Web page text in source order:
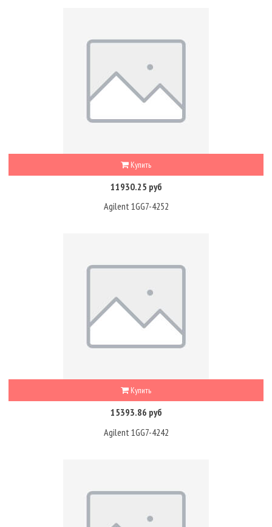
Купить
11930.25 руб
Agilent 1GG7-4252
Купить
15393.86 руб
Agilent 1GG7-4242